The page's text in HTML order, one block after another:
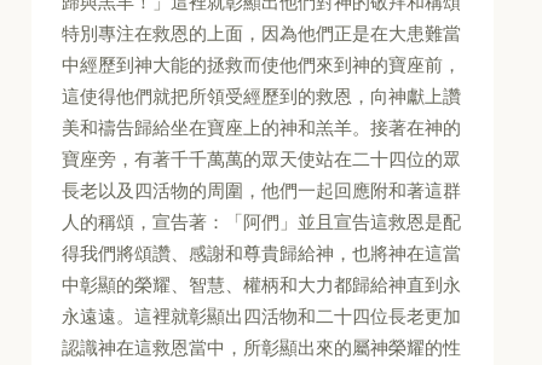
特別專注在救恩的上面，因為他們正是在大患難當
中經歷到神大能的拯救而使他們來到神的寶座前，
這使得他們就把所領受經歷到的救恩，向神獻上讚
美和禱告歸給坐在寶座上的神和羔羊。接著在神的
寶座旁，有著千千萬萬的眾天使站在二十四位的眾
長老以及四活物的周圍，他們一起回應附和著這群
人的稱頌，宣告著：「阿們」並且宣告這救恩是配
得我們將頌讚、感謝和尊貴歸給神，也將神在這當
中彰顯的榮耀、智慧、權柄和大力都歸給神直到永
永遠遠。這裡就彰顯出四活物和二十四位長老更加
認識神在這救恩當中，所彰顯出來的屬神榮耀的性